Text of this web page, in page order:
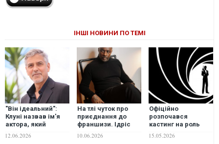
ІНШІ НОВИНИ ПО ТЕМІ
"Він ідеальний":
Клуні назвав ім'я
актора, який
нового Джеймса
12.06.2026
На тлі чуток про
приєднання до
франшизи. Ідріс
глядачі не
10.06.2026
Офіційно
розпочався
кастинг на роль
Бонда
15.05.2026